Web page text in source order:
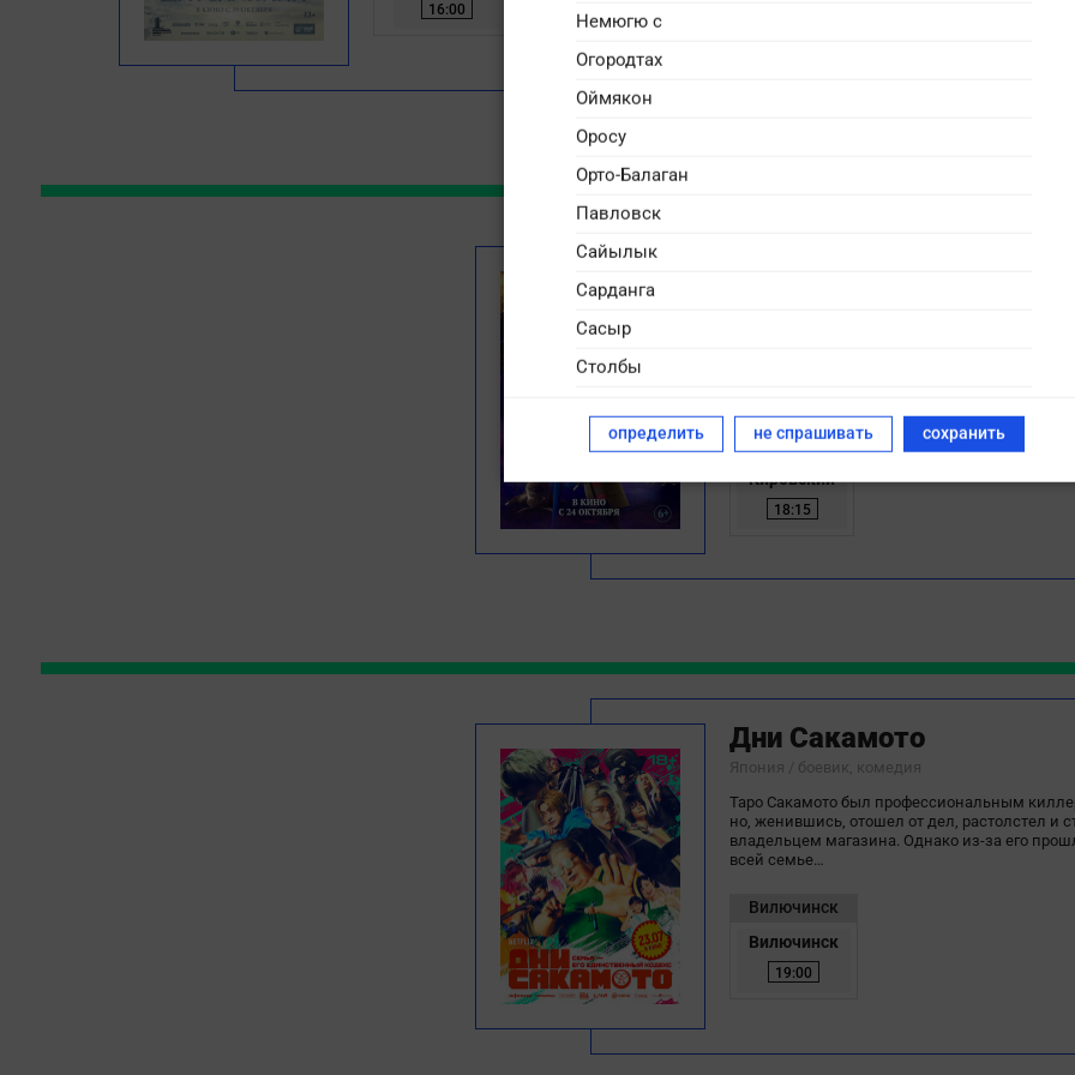
16:00
Бетти — обычная школьница, которая любит
Кировский
Кировский
18:15
Дни Сакамото
Япония / боевик, комедия
Таро Сакамото был профессиональным
но, женившись, отошел от дел, растолстел и
владельцем магазина. Однако из-за его
всей семье…
Вилючинск
Вилючинск
19:00
Немюгю с
Огородтах
Оймякон
Оросу
Орто-Балаган
Павловск
Сайылык
Сарданга
Сасыр
Столбы
Сунтар
Сырдах
Табага
Тамалакан
Техтюр
Токко
Томтор
Тосу
Тулагино
Тумул
Туора-Кюель
Тыымпы
Улахан-Ан
определить не спрашивать сохранить